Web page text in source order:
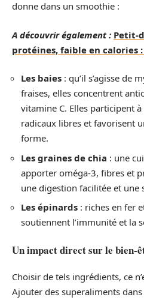
donne dans un smoothie :
A découvrir également : Petit-
protéines, faible en calories
Les baies : qu’il s’agisse de
fraises, elles concentrent
vitamine C. Elles participent
radicaux libres et favorisent
forme.
Les graines de chia : une
apporter oméga-3, fibres et
une digestion facilitée et une
Les épinards : riches en fer
soutiennent l’immunité et la
Un impact direct sur le bien-
Choisir de tels ingrédients, ce
Ajouter des superaliments